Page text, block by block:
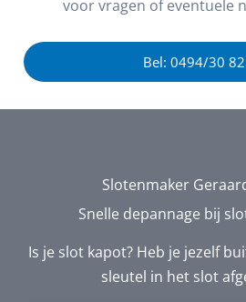
voor vragen of eventuele
Bel: 0494/30
Slotenmaker
Snelle depannage bij
Is je slot kapot? Heb je jezelf
sleutel in het slot